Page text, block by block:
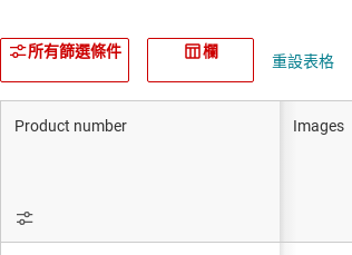
DLP 產品
所有篩選條件 欄
重設表格
Product number Images